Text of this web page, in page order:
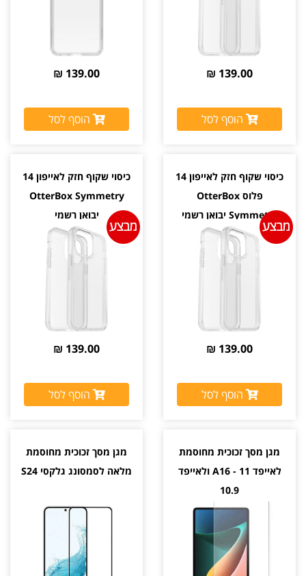
139.00 ₪
הוסף לסל
139.00 ₪
הוסף לסל
כיסוי שקוף חזק לאייפון 14
פלוס OtterBox
Symmetry יבואן רשמי
139.00 ₪
הוסף לסל
כיסוי שקוף חזק לאייפון 14
OtterBox Symmetry
יבואן רשמי
139.00 ₪
הוסף לסל
מגן מסך זכוכית מחוסמת
לאייפד A16 - 11 ולאייפד
10.9
מגן מסך זכוכית מחוסמת
מלאה לסמסונג גלקסי S24